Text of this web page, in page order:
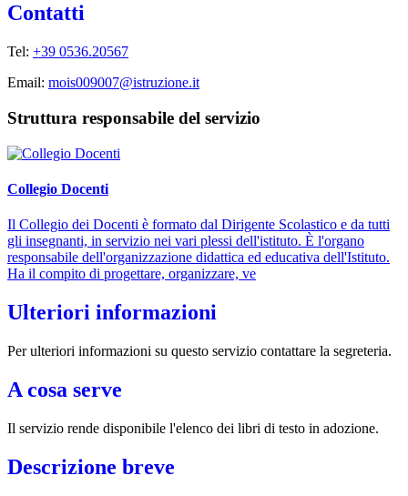
Contatti
Tel: +39 0536.20567
Email: mois009007@istruzione.it
Struttura responsabile del servizio
Collegio Docenti
Il Collegio dei Docenti è formato dal Dirigente Scolastico e da tutti
gli insegnanti, in servizio nei vari plessi dell'istituto. È l'organo
responsabile dell'organizzazione didattica ed educativa dell'Istituto.
Ha il compito di progettare, organizzare, ve
Ulteriori informazioni
Per ulteriori informazioni su questo servizio contattare la segreteria.
A cosa serve
Il servizio rende disponibile l'elenco dei libri di testo in adozione.
Descrizione breve